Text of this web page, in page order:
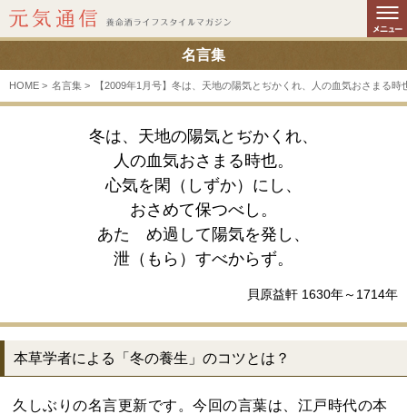
名言集
HOME > 名言集 > 【2009年1月号】冬は、天地の陽気とぢかくれ、人の血気おさまる時
冬は、天地の陽気とぢかくれ、
人の血気おさまる時也。
心気を閑（しずか）にし、
おさめて保つべし。
あたゝめ過して陽気を発し、
泄（もら）すべからず。
貝原益軒 1630年～1714年
本草学者による「冬の養生」のコツとは？
久しぶりの名言更新です。今回の言葉は、江戸時代の本